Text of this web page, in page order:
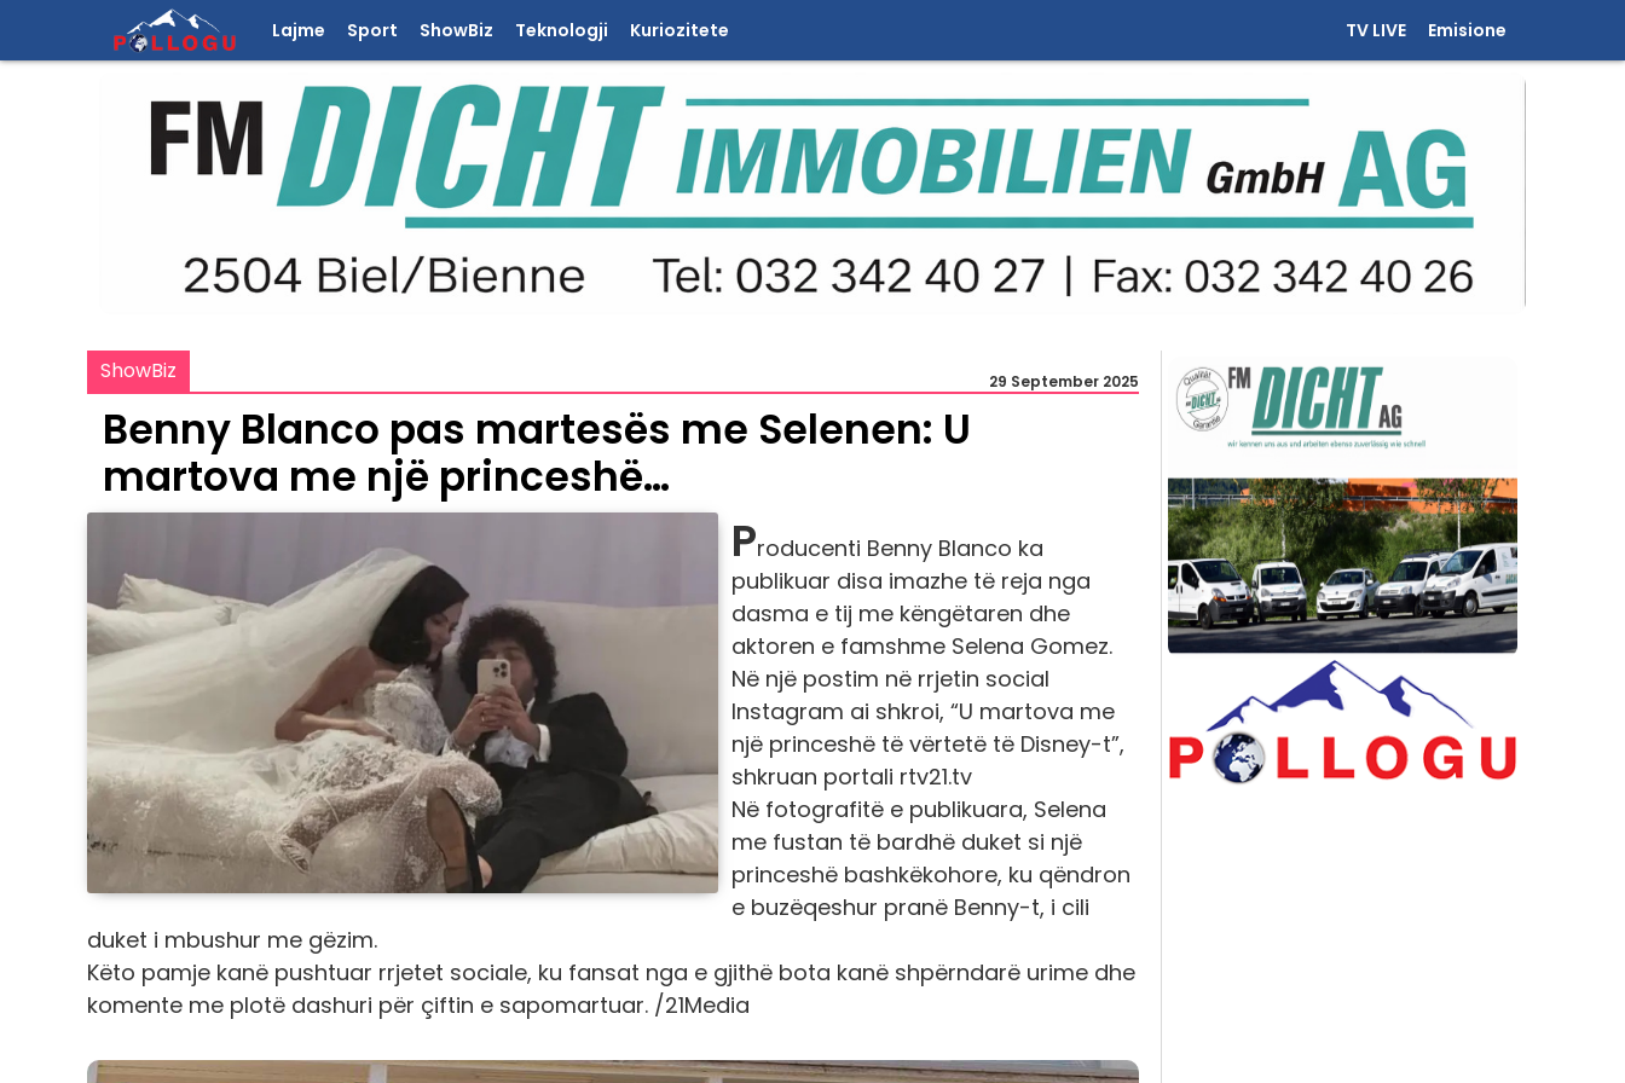
Lajme Sport ShowBiz Teknologji Kuriozitete TV LIVE Emisione
ShowBiz 29 September 2025
Benny Blanco pas martesës me Selenen: U
martova me një princeshë…
Producenti Benny Blanco ka
publikuar disa imazhe të reja nga
dasma e tij me këngëtaren dhe
aktoren e famshme Selena Gomez.
Në një postim në rrjetin social
Instagram ai shkroi, “U martova me
një princeshë të vërtetë të Disney-t”,
shkruan portali rtv21.tv
Në fotografitë e publikuara, Selena
me fustan të bardhë duket si një
princeshë bashkëkohore, ku qëndron
e buzëqeshur pranë Benny-t, i cili
duket i mbushur me gëzim.
Këto pamje kanë pushtuar rrjetet sociale, ku fansat nga e gjithë bota kanë shpërndarë urime dhe
komente me plotë dashuri për çiftin e sapomartuar. /21Media